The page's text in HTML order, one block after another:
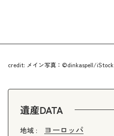
credit: メイン写真：©dinkaspell/iStock
遺産DATA
地域 : ヨーロッパ